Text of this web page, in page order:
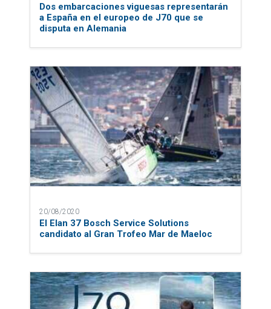
Dos embarcaciones viguesas representarán
a España en el europeo de J70 que se
disputa en Alemania
20/08/2020
El Elan 37 Bosch Service Solutions
candidato al Gran Trofeo Mar de Maeloc